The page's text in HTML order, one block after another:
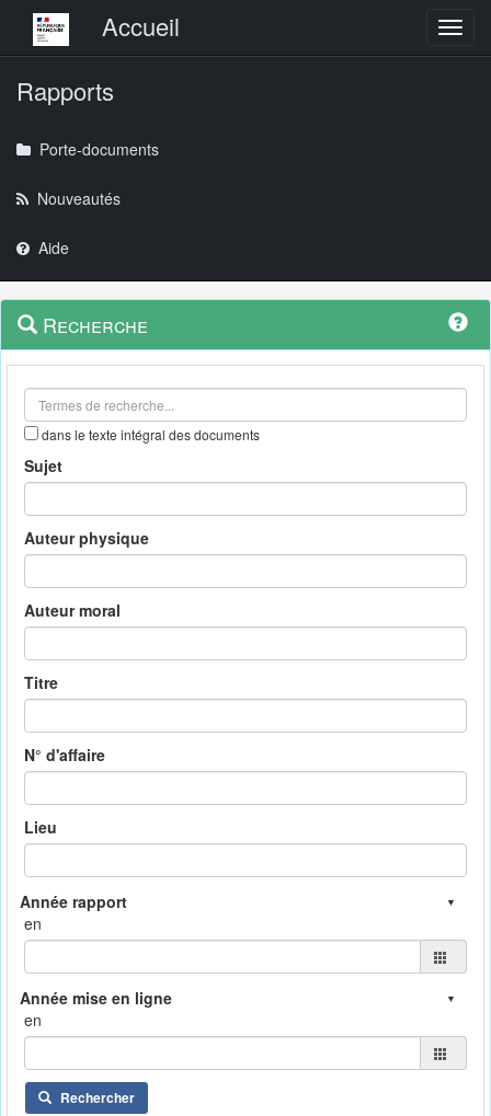
Menu principalAccueil
Rapports
Porte-documents
Nouveautés
Aide
Navigation
outils
Menu
contextuel
Recherche
dans le texte intégral des documents
Sujet
Auteur physique
Auteur moral
Titre
N° d'affaire
Lieu
en
en
Rechercher